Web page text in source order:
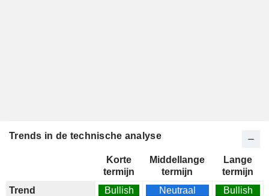
Trends in de technische analyse
Korte
termijn
Middellange
termijn
Lange
termijn
Trend
Bullish Neutraal
Bullish